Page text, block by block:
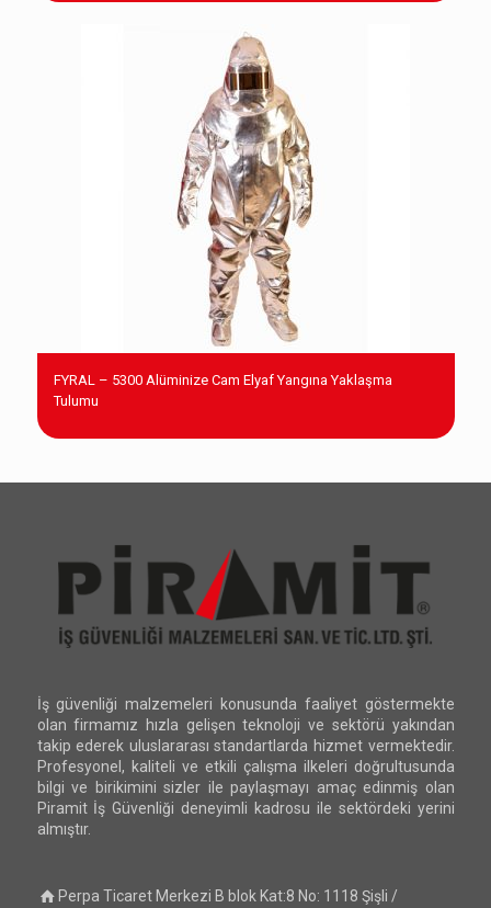
FYRAL – 5300 Alüminize Cam Elyaf Yangına Yaklaşma
Tulumu
İş güvenliği malzemeleri konusunda faaliyet göstermekte
olan firmamız hızla gelişen teknoloji ve sektörü yakından
takip ederek uluslararası standartlarda hizmet vermektedir.
Profesyonel, kaliteli ve etkili çalışma ilkeleri doğrultusunda
bilgi ve birikimini sizler ile paylaşmayı amaç edinmiş olan
Piramit İş Güvenliği deneyimli kadrosu ile sektördeki yerini
almıştır.
Perpa Ticaret Merkezi B blok Kat:8 No: 1118 Şişli /